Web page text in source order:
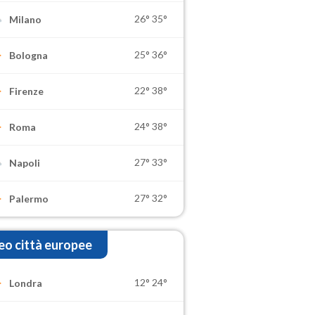
Milano 26° 35°
Bologna 25° 36°
Firenze 22° 38°
Roma 24° 38°
Napoli 27° 33°
Palermo 27° 32°
città europee
Londra 12° 24°